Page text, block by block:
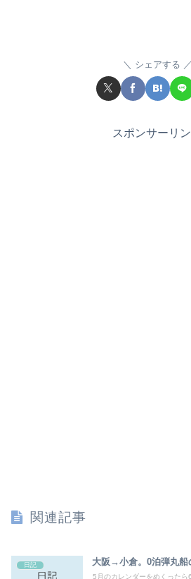
シェアする
スポンサーリ
関連記事
日記 大阪→小倉。0泊弾丸船
5月のカレンダーをめくった